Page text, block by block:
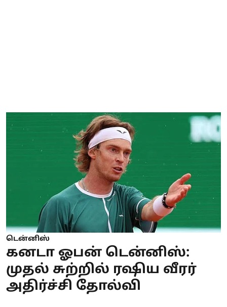
டென்னிஸ்
கனடா ஓபன் டென்னிஸ்:
முதல் சுற்றில் ரஷிய வீரர்
அதிர்ச்சி தோல்வி